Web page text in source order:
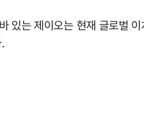
는 제이오는 현재 글로벌